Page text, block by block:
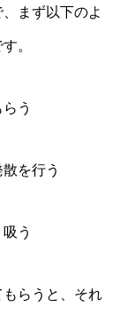
まず以下のよ
。
う
を行う
う
らうと、それ